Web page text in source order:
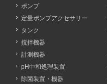
ポンプ
定量ポンプアクセサリー
タンク
撹拌機器
計測機器
pH中和処理装置
除菌装置・機器